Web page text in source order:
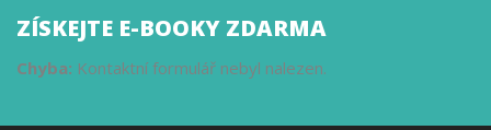
ZÍSKEJTE E-BOOKY ZDARMA
Chyba: Kontaktní formulář nebyl nalezen.